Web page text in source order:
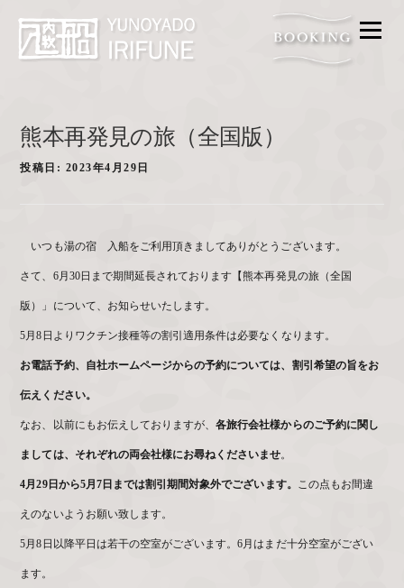
メニ
熊本再発見の旅（全国版）
投稿日: 2023年4月29日
いつも湯の宿 入船をご利用頂きましてありがとうございます。
さて、6月30日まで期間延長されております【熊本再発見の旅（全国
版）」について、お知らせいたします。
5月8日よりワクチン接種等の割引適用条件は必要なくなります。
お電話予約、自社ホームページからの予約については、割引希望の旨をお
伝えください。
なお、以前にもお伝えしておりますが、各旅行会社様からのご予約に関し
ましては、それぞれの両会社様にお尋ねくださいませ。
4月29日から5月7日までは割引期間対象外でございます。 この点もお間違
えのないようお願い致します。
5月8日以降平日は若干の空室がございます。6月はまだ十分空室がござい
ます。